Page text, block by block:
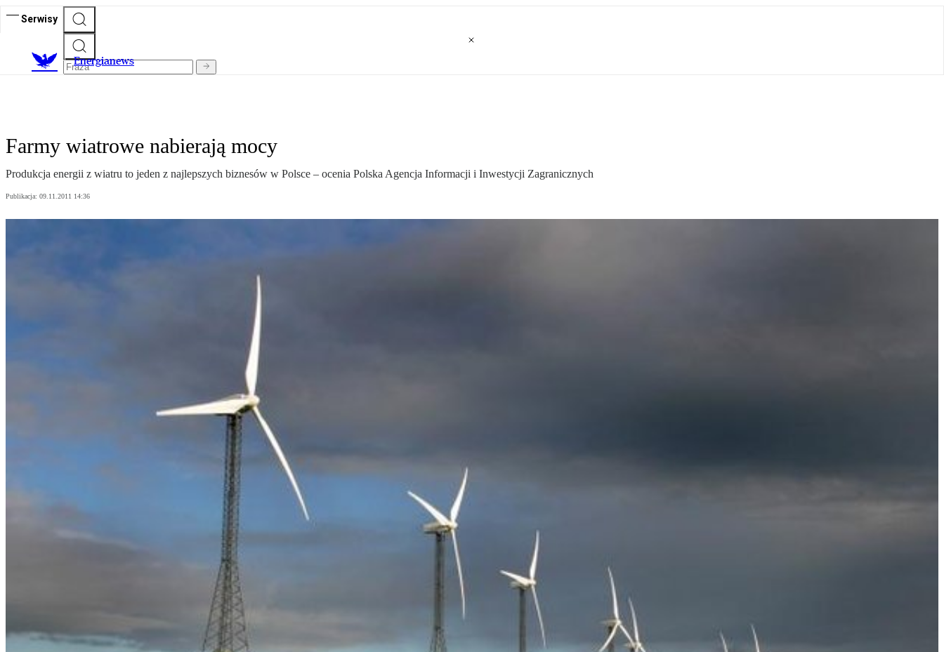
Serwisy
Energianews
Farmy wiatrowe nabierają mocy
Produkcja energii z wiatru to jeden z najlepszych biznesów w Polsce – ocenia Polska Agencja Informacji i Inwestycji Zagranicznych
Publikacja: 09.11.2011 14:36